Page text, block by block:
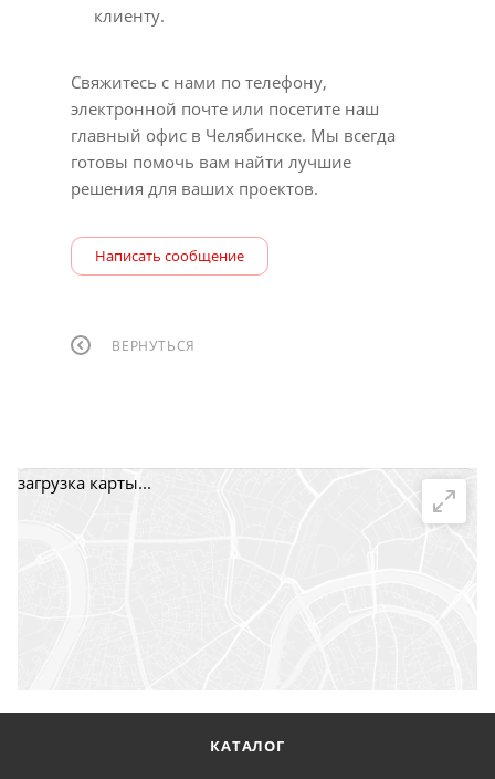
клиенту.
Свяжитесь с нами по телефону,
электронной почте или посетите наш
главный офис в Челябинске. Мы всегда
готовы помочь вам найти лучшие
решения для ваших проектов.
Написать сообщение
ВЕРНУТЬСЯ
загрузка карты...
КАТАЛОГ